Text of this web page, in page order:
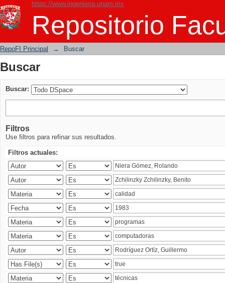
https://www.ingenieria.unam.mx
Repositorio
Buscar
RepoFI Principal → Buscar
Buscar
Buscar:
Filtros
Use filtros para refinar sus resultados.
Filtros actuales: